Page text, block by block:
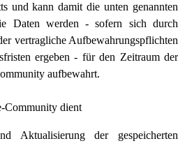
und kann damit die unten genannten
Daten werden - sofern sich durch
vertragliche Aufbewahrungspflichten
ergeben - für den Zeitraum der
aufbewahrt.
Community dient
Aktualisierung der gespeicherten